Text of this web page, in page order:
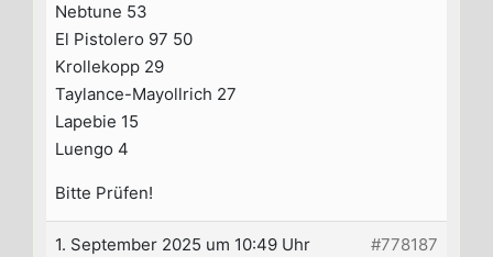
Nebtune 53
El Pistolero 97 50
Krollekopp 29
Taylance-Mayollrich 27
Lapebie 15
Luengo 4
Bitte Prüfen!
1. September 2025 um 10:49 Uhr #778187